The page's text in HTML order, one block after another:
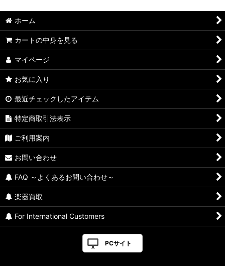
並び順:
ホーム
カートの中身を見る
マイページ
お気に入り
最近チェックしたアイテム
特定商取引法表示
ご利用案内
お問い合わせ
FAQ ～よくあるお問い合わせ～
楽器買取
For International Customers
PCサイト